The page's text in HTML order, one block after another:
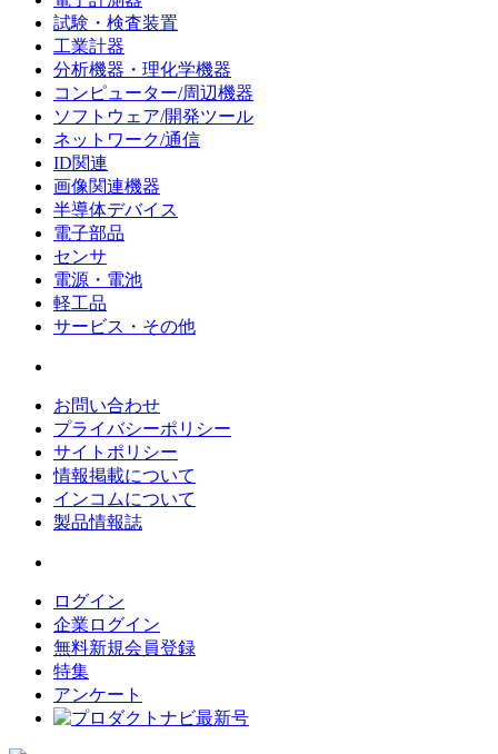
試験・検査装置
工業計器
分析機器・理化学機器
コンピューター/周辺機器
ソフトウェア/開発ツール
ネットワーク/通信
ID関連
画像関連機器
半導体デバイス
電子部品
センサ
電源・電池
軽工品
サービス・その他
お問い合わせ
プライバシーポリシー
サイトポリシー
情報掲載について
インコムについて
製品情報誌
ログイン
企業ログイン
無料新規会員登録
特集
アンケート